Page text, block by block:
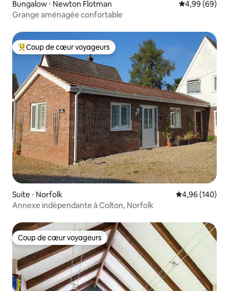
Bungalow ⋅ Newton Flotman Évaluation
4,99 (69)
Grange aménagée confortable
Coups de cœur voyageurs les plus appréciés
Coup de cœur voyageurs
Suite ⋅ Norfolk Évaluation
4,96 (140)
Annexe indépendante à Colton, Norfolk
Coup de cœur voyageurs
Coup de cœur voyageurs